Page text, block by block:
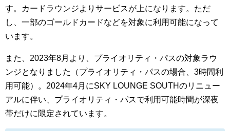
す。カードラウンジよりサービスが上になります。ただ
し、一部のゴールドカードなどを対象に利用可能になって
います。
また、2023年8月より、プライオリティ・パスの対象ラウ
ンジとなりました（プライオリティ・パスの場合、3時間利
用可能）。2024年4月にSKY LOUNGE SOUTHのリニュー
アルに伴い、プライオリティ・パスで利用可能時間が深夜
帯だけに限定されています。